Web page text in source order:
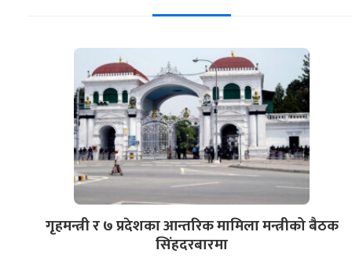
गृहमन्त्री र ७ प्रदेशका आन्तरिक मामिला मन्त्रीको बैठक
सिंहदरबारमा